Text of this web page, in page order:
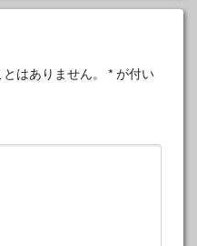
はありません。 * が付い